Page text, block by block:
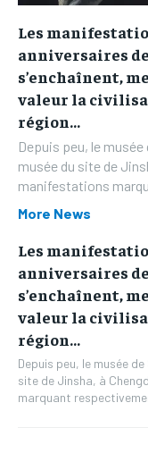
Les
anniversaires
s’enchaînent,
valeur la
région...
Depuis peu, le
musée du site de
manifestations
More News
Les
anniversaires
s’enchaînent,
valeur la
région...
Depuis peu, le musée
site de Jinsha, à
marquant